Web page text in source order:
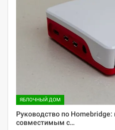
ЯБЛОЧНЫЙ ДОМ
Руководство по Homebridge:
совместимым с…